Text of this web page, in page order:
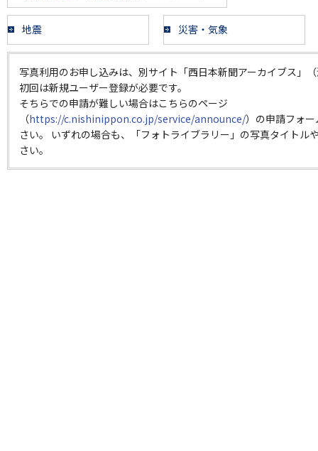
地震 災害・気象
写真利用のお申し込みは、別サイト「西日本新聞アーカイブス」
初回は新規ユーザー登録が必要です。
そちらでの申請が難しい場合はこちらのページ
（https://c.nishinippon.co.jp/service/announce/）の申請フォ
さい。 いずれの場合も、「フォトライブラリー」の写真タイトル
さい。